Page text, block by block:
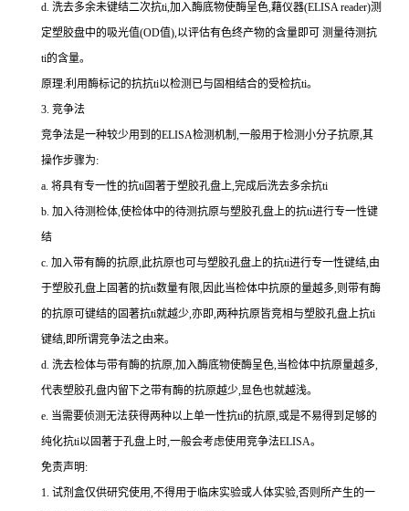
d. 洗去多余未键结二次抗ti,加入酶底物使酶呈色,藉仪器(ELISA reader)测
定塑胶盘中的吸光值(OD值),以评估有色终产物的含量即可 测量待测抗
ti的含量。
原理:利用酶标记的抗抗ti以检测已与固相结合的受检抗ti。
3. 竞争法
竞争法是一种较少用到的ELISA检测机制,一般用于检测小分子抗原,其
操作步骤为:
a. 将具有专一性的抗ti固著于塑胶孔盘上,完成后洗去多余抗ti
b. 加入待测检体,使检体中的待测抗原与塑胶孔盘上的抗ti进行专一性键
结
c. 加入带有酶的抗原,此抗原也可与塑胶孔盘上的抗ti进行专一性键结,由
于塑胶孔盘上固著的抗ti数量有限,因此当检体中抗原的量越多,则带有酶
的抗原可键结的固著抗ti就越少,亦即,两种抗原皆竞相与塑胶孔盘上抗ti
键结,即所谓竞争法之由来。
d. 洗去检体与带有酶的抗原,加入酶底物使酶呈色,当检体中抗原量越多,
代表塑胶孔盘内留下之带有酶的抗原越少,显色也就越浅。
e. 当需要侦测无法获得两种以上单一性抗ti的抗原,或是不易得到足够的
纯化抗ti以固著于孔盘上时,一般会考虑使用竞争法ELISA。
免责声明:
1. 试剂盒仅供研究使用,不得用于临床实验或人体实验,否则所产生的一